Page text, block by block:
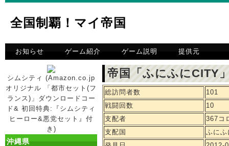
全国制覇！マイ帝国
お知らせ ゲーム紹介 ゲーム説明 提供元
シムシティ (Amazon.co.jp
オリジナル 「都市セット(フ
ランス)」ダウンロードコー
ド& 初回特典:『シムシティ
ヒーロー&悪党セット』付
き)
沖縄県
帝国「ふにふにCITY
総訪問者数
101
戦闘回数
10
支配者
367コ
支配国
ふに